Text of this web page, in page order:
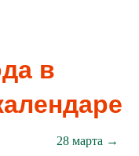
в
28 марта →